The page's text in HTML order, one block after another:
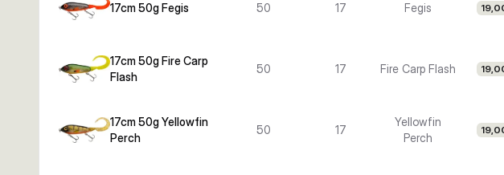
17cm 50g Fegis 50 17 Fegis
17cm 50g Fire Carp
Flash
50 17 Fire Carp Flash
17cm 50g Yellowfin
Perch
50 17
Yellowfin
Perch